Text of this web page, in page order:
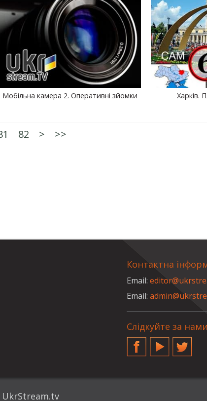
Мобільна камера 2. Оперативні зйомки Харків.
82 > >>
Контактна
Email:
Email:
Слідкуйте за
FacebookYouTubeTwitter
UkrStream.tv